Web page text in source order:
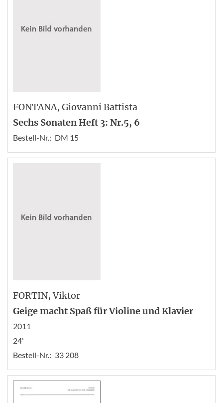
FONTANA, Giovanni Battista
Sechs Sonaten Heft 3: Nr.5, 6
Bestell-Nr.: DM 15
FORTIN, Viktor
Geige macht Spaß für Violine und Klavier
2011
24'
Bestell-Nr.: 33 208